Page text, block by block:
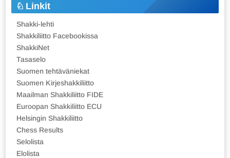
Linkit
Shakki-lehti
Shakkiliitto Facebookissa
ShakkiNet
Tasaselo
Suomen tehtäväniekat
Suomen Kirjeshakkiliitto
Maailman Shakkiliitto FIDE
Euroopan Shakkiliitto ECU
Helsingin Shakkiliitto
Chess Results
Selolista
Elolista